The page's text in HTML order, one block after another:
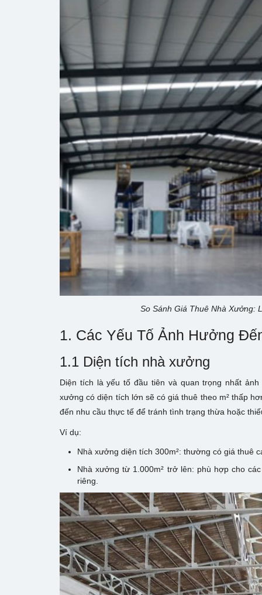
So Sánh Giá Thuê Nhà Xưởng:
1. Các Yếu Tố Ảnh Hưởng
1.1 Diện tích nhà xưởng
Diện tích là yếu tố đầu tiên và quan trọng nhất
xưởng có diện tích lớn sẽ có giá thuê theo m² thấp
đến nhu cầu thực tế để tránh tình trạng thừa hoặc
Ví dụ:
Nhà xưởng diện tích 300m²: thường có giá thuê
Nhà xưởng từ 1.000m² trở lên: phù hợp cho
riêng.